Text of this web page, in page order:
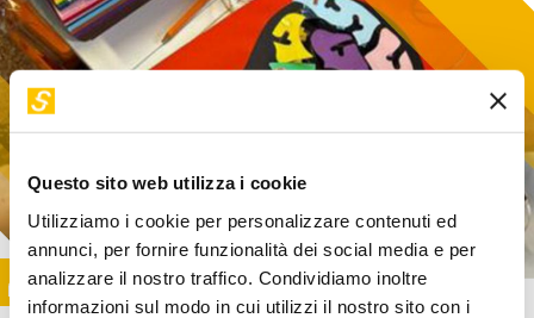
Questo sito web utilizza i cookie
Utilizziamo i cookie per personalizzare contenuti ed
annunci, per fornire funzionalità dei social media e per
analizzare il nostro traffico. Condividiamo inoltre
informazioni sul modo in cui utilizzi il nostro sito con i
Image
SUNDAY@STEP